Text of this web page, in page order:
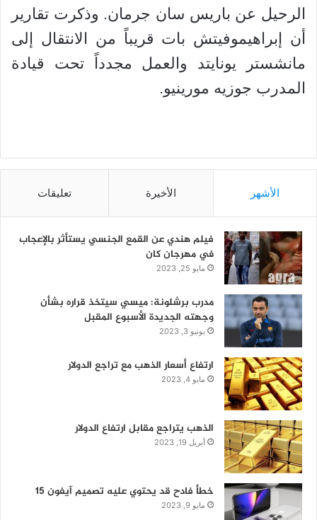
الرحيل عن باريس سان جرمان. وذكرت تقارير
أن إبراهيموفيتش بات قريباً من الانتقال إلى
مانشستر يونايتد والعمل مجدداً تحت قيادة
المدرب جوزيه مورينيو.
الأشهر الأخيرة تعليقات
فيلم هندي عن القمع الجنسي يستأثر بالإعجاب
في مهرجان كان
مايو 25, 2023
مدرب برشلونة: ميسي سيتخذ قراره بشأن
وجهته الجديدة الأسبوع المقبل
يونيو 3, 2023
ارتفاع أسعار الذهب مع تراجع الدولار
مايو 4, 2023
الذهب يتراجع مقابل ارتفاع الدولار
أبريل 19, 2023
خطأ فادح قد يحتوي عليه تصميم آيفون 15
مايو 9, 2023